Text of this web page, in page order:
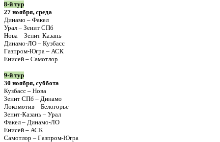
8-й тур
27 ноября, среда
Динамо – Факел
Урал – Зенит СПб
Нова – Зенит-Казань
Динамо-ЛО – Кузбасс
Газпром-Югра – АСК
Енисей – Самотлор
9-й тур
30 ноября, суббота
Кузбасс – Нова
Зенит СПб – Динамо
Локомотив – Белогорье
Зенит-Казань – Урал
Факел – Динамо-ЛО
Енисей – АСК
Самотлор – Газпром-Югра